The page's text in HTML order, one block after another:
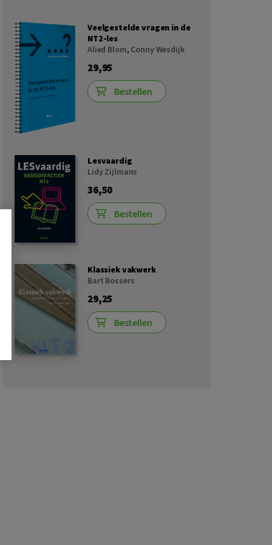
Veelgestelde vragen in de
NT2-les
Alied Blom, Conny Wesdijk
29,95
Bestellen
Lesvaardig
Lidy Zijlmans
36,50
Bestellen
Klassiek vakwerk
Bart Bossers
29,25
Bestellen